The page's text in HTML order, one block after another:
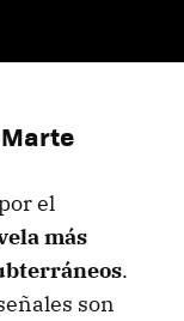
el
más
.
son